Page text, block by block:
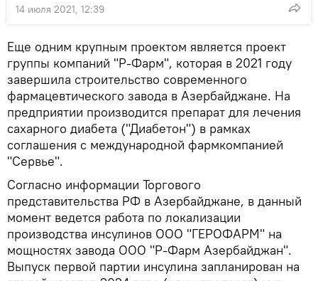
14 июля 2021, 12:39
Еще одним крупным проектом является проект
группы компаний "Р-Фарм", которая в 2021 году
завершила строительство современного
фармацевтического завода в Азербайджане. На
предприятии производится препарат для лечения
сахарного диабета ("Диабетон") в рамках
соглашения с международной фармкомпанией
"Сервье".
Согласно информации Торгового
представительства РФ в Азербайджане, в данный
момент ведется работа по локализации
производства инсулинов ООО "ГЕРОФАРМ" на
мощностях завода ООО "Р-Фарм Азербайджан".
Выпуск первой партии инсулина запланирован на